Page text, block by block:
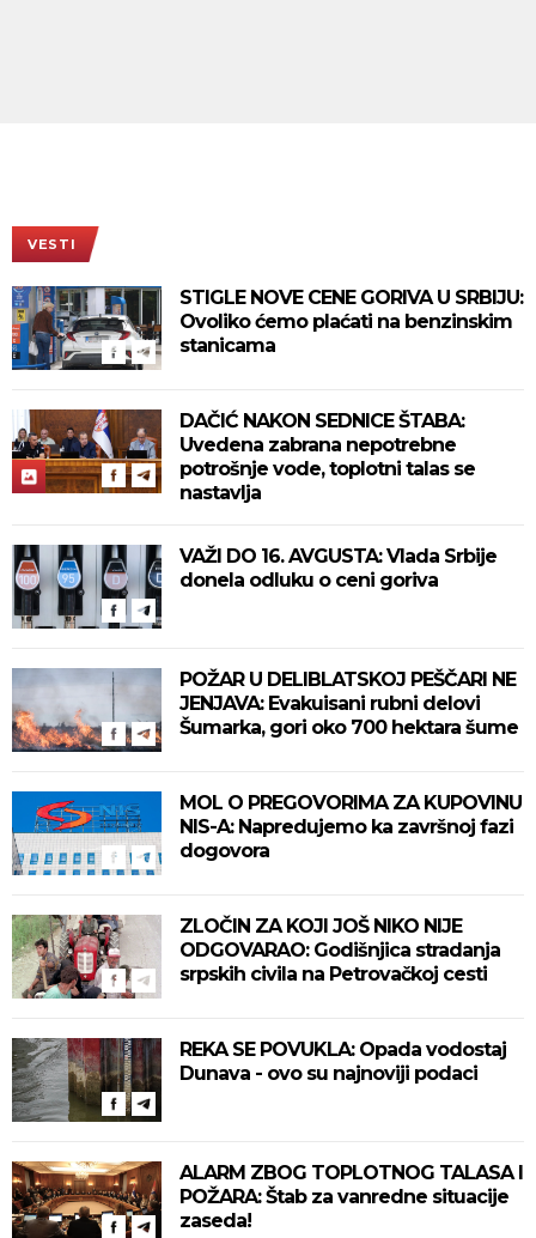
VESTI
STIGLE NOVE CENE GORIVA U SRBIJU:
Ovoliko ćemo plaćati na benzinskim
stanicama
DAČIĆ NAKON SEDNICE ŠTABA:
Uvedena zabrana nepotrebne
potrošnje vode, toplotni talas se
nastavlja
VAŽI DO 16. AVGUSTA: Vlada Srbije
donela odluku o ceni goriva
POŽAR U DELIBLATSKOJ PEŠČARI NE
JENJAVA: Evakuisani rubni delovi
Šumarka, gori oko 700 hektara šume
MOL O PREGOVORIMA ZA KUPOVINU
NIS-A: Napredujemo ka završnoj fazi
dogovora
ZLOČIN ZA KOJI JOŠ NIKO NIJE
ODGOVARAO: Godišnjica stradanja
srpskih civila na Petrovačkoj cesti
REKA SE POVUKLA: Opada vodostaj
Dunava - ovo su najnoviji podaci
ALARM ZBOG TOPLOTNOG TALASA I
POŽARA: Štab za vanredne situacije
zaseda!